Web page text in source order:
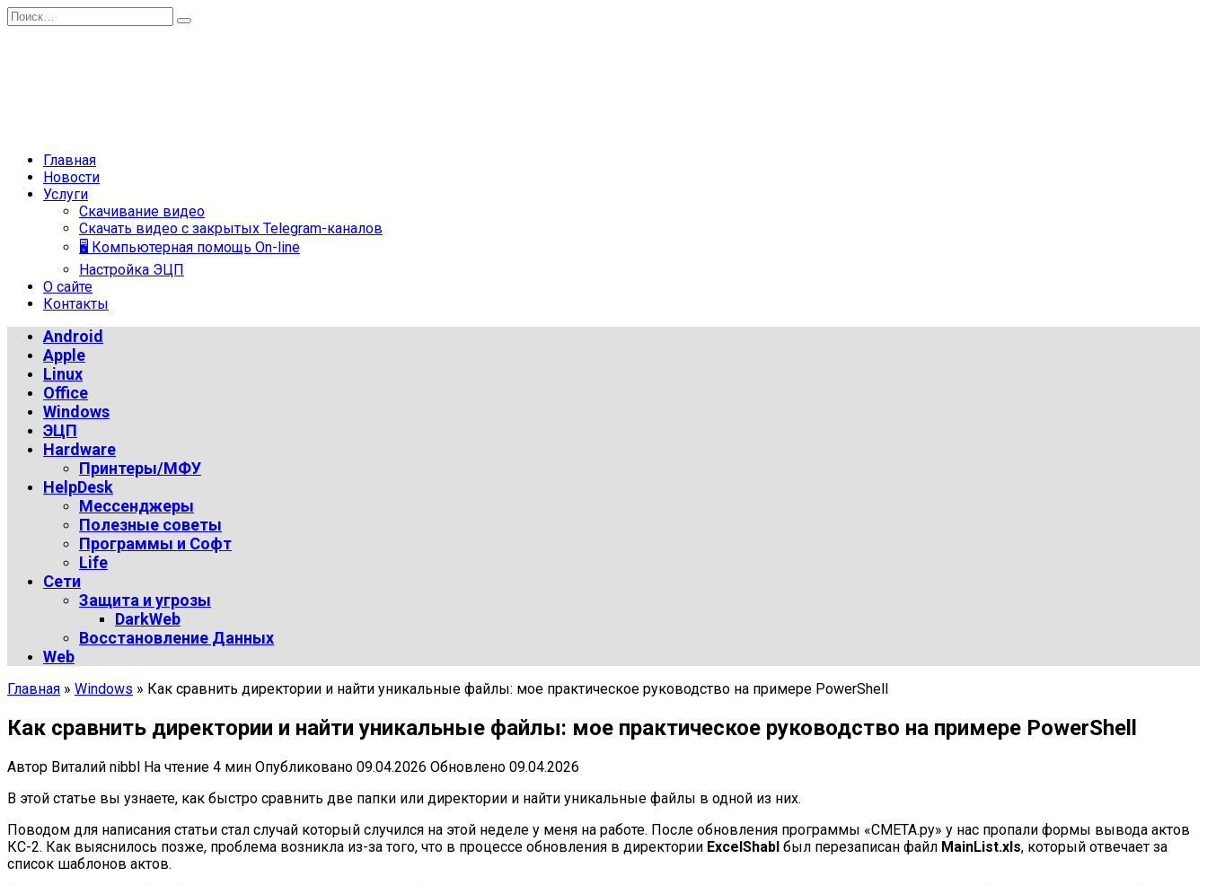
Перейти
к
Search
for:
Главная
Новости
Услуги
Скачивание видео
Скачать видео с закрытых Telegram-каналов
🖥 Компьютерная помощь On-line
Настройка ЭЦП
О сайте
Контакты
Android
Apple
Linux
Office
Windows
ЭЦП
Hardware
Принтеры/МФУ
HelpDesk
Мессенджеры
Полезные советы
Программы и Софт
Life
Сети
Защита и угрозы
DarkWeb
Восстановление Данных
Web
Главная » Windows » Как сравнить директории и найти уникальные файлы: мое практическое руководство на примере PowerShell
Как сравнить директории и найти уникальные файлы: мое практическое руководство на примере PowerShell
Автор Виталий nibbl На чтение 4 мин Опубликовано 09.04.2026 Обновлено 09.04.2026
В этой статье вы узнаете, как быстро сравнить две папки или директории и найти уникальные файлы в одной из них.
Поводом для написания статьи стал случай который случился на этой неделе у меня на работе. После обновления программы «СМЕТА.ру» у нас пропали формы вывода актов
КС-2. Как выяснилось позже, проблема возникла из-за того, что в процессе обновления в директории ExcelShabl был перезаписан файл MainList.xls, который отвечает за
список шаблонов актов.